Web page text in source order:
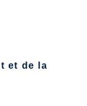
et de la